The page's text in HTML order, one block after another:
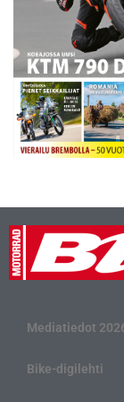
Mediatiedot
Bike-digilehti